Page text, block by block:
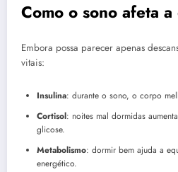
Como o sono afeta
Embora possa parecer apenas
vitais:
Insulina: durante o sono, o corpo
Cortisol: noites mal dormidas
glicose.
Metabolismo: dormir bem ajuda a
energético.